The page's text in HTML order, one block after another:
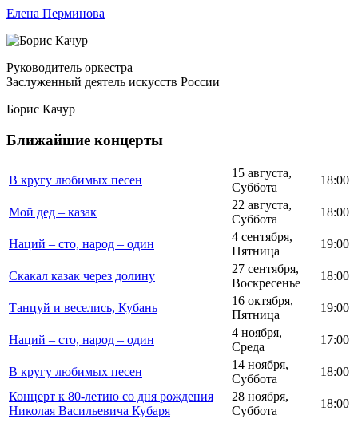
Елена Перминова
Руководитель оркестра
Заслуженный деятель искусств России
Борис Качур
Ближайшие концерты
В кругу любимых песен
15 августа,
Суббота
18:00
Мой дед – казак
22 августа,
Суббота
18:00
Наций – сто, народ – один
4 сентября,
Пятница
19:00
Скакал казак через долину
27 сентября,
Воскресенье
18:00
Танцуй и веселись, Кубань
16 октября,
Пятница
19:00
Наций – сто, народ – один
4 ноября,
Среда
17:00
В кругу любимых песен
14 ноября,
Суббота
18:00
Концерт к 80-летию со дня рождения
Николая Васильевича Кубаря
28 ноября,
Суббота
18:00